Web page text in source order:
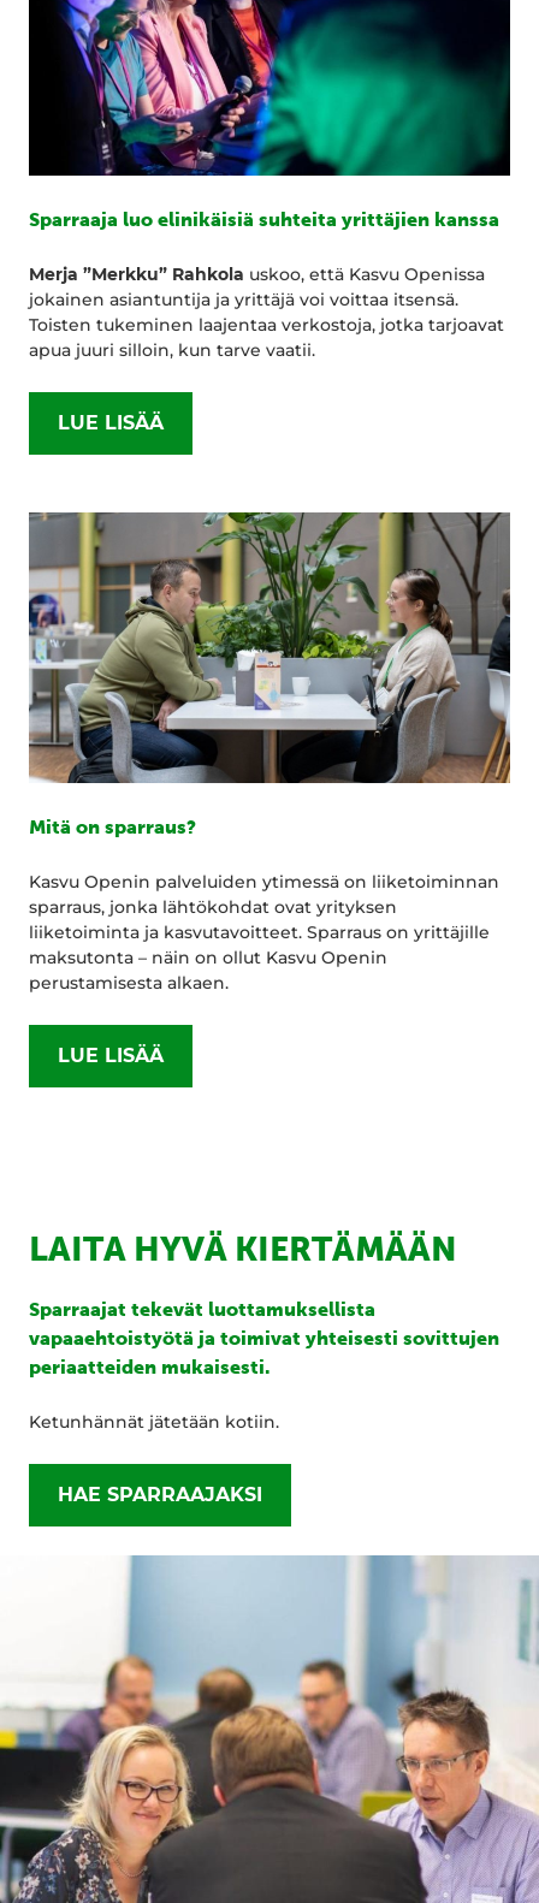
Sparraaja luo elinikäisiä suhteita yrittäjien kanssa
Merja ”Merkku” Rahkola uskoo, että Kasvu Openissa
jokainen asiantuntija ja yrittäjä voi voittaa itsensä.
Toisten tukeminen laajentaa verkostoja, jotka tarjoavat
apua juuri silloin, kun tarve vaatii.
LUE LISÄÄ
Mitä on sparraus?
Kasvu Openin palveluiden ytimessä on liiketoiminnan
sparraus, jonka lähtökohdat ovat yrityksen
liiketoiminta ja kasvutavoitteet. Sparraus on yrittäjille
maksutonta – näin on ollut Kasvu Openin
perustamisesta alkaen.
LUE LISÄÄ
LAITA HYVÄ KIERTÄMÄÄN
Sparraajat tekevät luottamuksellista
vapaaehtoistyötä ja toimivat yhteisesti sovittujen
periaatteiden mukaisesti.
Ketunhännät jätetään kotiin.
HAE SPARRAAJAKSI